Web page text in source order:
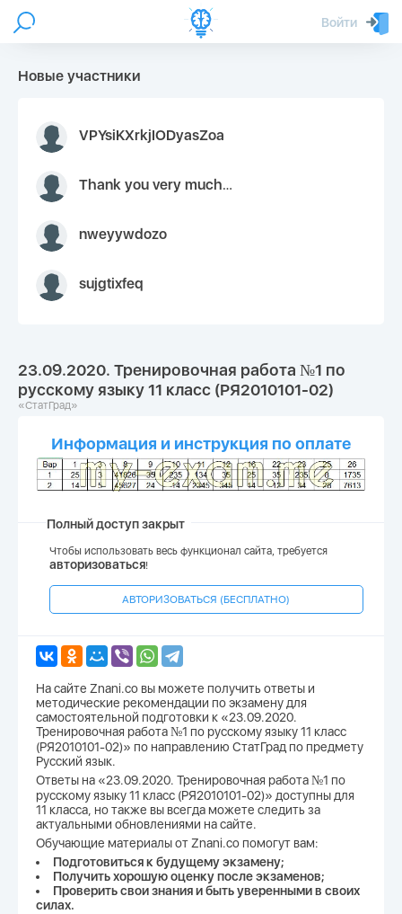
Войти
Новые участники
VPYsiKXrkjIODyasZoa
Thank you very much for your inquiry We appreciate you 9126052 https://youtube.com faceapple !
nweyywdozo
sujgtixfeq
23.09.2020. Тренировочная работа №1 по
русскому языку 11 класс (РЯ2010101-02)
«СтатГрад»
Информация и инструкция по оплате
Полный доступ закрыт
Чтобы использовать весь функционал сайта, требуется
авторизоваться!
АВТОРИЗОВАТЬСЯ (БЕСПЛАТНО)
На сайте Znani.co вы можете получить ответы и
методические рекомендации по экзамену для
самостоятельной подготовки к «23.09.2020.
Тренировочная работа №1 по русскому языку 11 класс
(РЯ2010101-02)» по направлению СтатГрад по предмету
Русский язык.
Ответы на «23.09.2020. Тренировочная работа №1 по
русскому языку 11 класс (РЯ2010101-02)» доступны для
11 класса, но также вы всегда можете следить за
актуальными обновлениями на сайте.
Обучающие материалы от Znani.co помогут вам:
Подготовиться к будущему экзамену;
Получить хорошую оценку после экзаменов;
Проверить свои знания и быть уверенными в своих
силах.